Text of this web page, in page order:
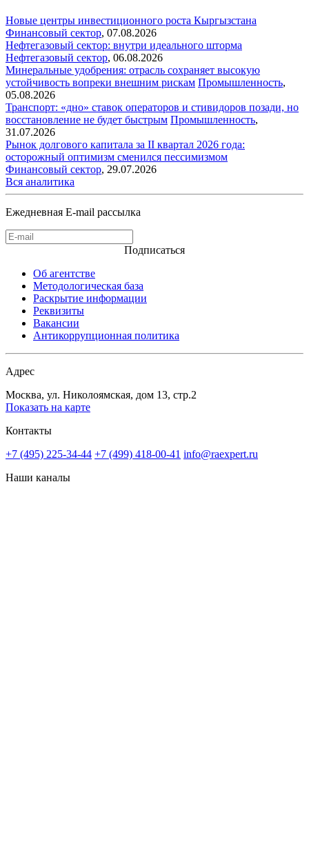
Новые центры инвестиционного роста Кыргызстана
Финансовый сектор, 07.08.2026
Нефтегазовый сектор: внутри идеального шторма
Нефтегазовый сектор, 06.08.2026
Минеральные удобрения: отрасль сохраняет высокую
устойчивость вопреки внешним рискам Промышленность,
05.08.2026
Транспорт: «дно» ставок операторов и стивидоров позади, но
восстановление не будет быстрым Промышленность,
31.07.2026
Рынок долгового капитала за II квартал 2026 года:
осторожный оптимизм сменился пессимизмом
Финансовый сектор, 29.07.2026
Вся аналитика
Ежедневная E-mail рассылка
Подписаться
Об агентстве
Методологическая база
Раскрытие информации
Реквизиты
Вакансии
Антикоррупционная политика
Адрес
Москва, ул. Николоямская, дом 13, стр.2
Показать на карте
Контакты
+7 (495) 225-34-44 +7 (499) 418-00-41 info@raexpert.ru
Наши каналы